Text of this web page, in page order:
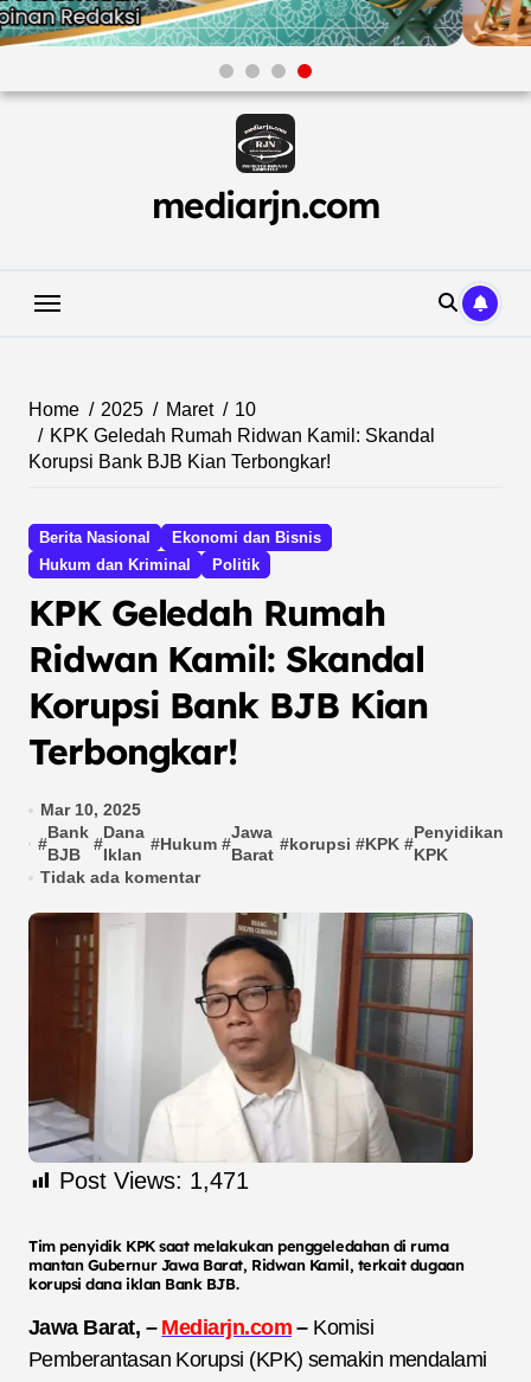
Skip
mediarjn.com
Home 2025 Maret
10
KPK Geledah Rumah Ridwan Kamil: Skandal
Korupsi Bank BJB Kian Terbongkar!
Berita Nasional
Ekonomi dan Bisnis
Hukum dan Kriminal
Politik
KPK Geledah Rumah
Ridwan Kamil: Skandal
Korupsi Bank BJB Kian
Terbongkar!
Mar 10, 2025
#
Bank
BJB
#
Dana
Iklan
#Hukum #
Jawa
Barat
#korupsi #KPK #
Penyidikan
KPK
Tidak ada komentar
Post Views: 1,471
Tim penyidik KPK saat melakukan penggeledahan di ruma
mantan Gubernur Jawa Barat, Ridwan Kamil, terkait dugaan
korupsi dana iklan Bank BJB.
Jawa Barat, – Mediarjn.com–Komisi
Pemberantasan Korupsi (KPK) semakin mendalami